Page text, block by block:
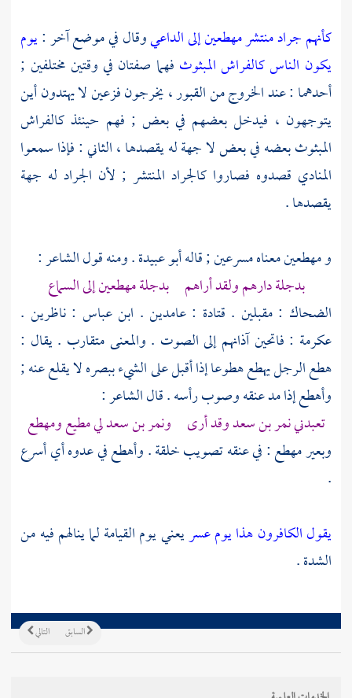
كأنهم جراد منتشر مهطعين إلى الداعيوقال في موضع آخر :يوم
يكون الناس كالفراش المبثوث فهما صفتان في وقتين مختلفين ;
أحدهما : عند الخروج من القبور ، يخرجون فزعين لا يهتدون أين
يتوجهون ، فيدخل بعضهم في بعض ; فهم حينئذ كالفراش
المبثوث بعضه في بعض لا جهة له يقصدها ، الثاني : فإذا سمعوا
المنادي قصدوه فصاروا كالجراد المنتشر ; لأن الجراد له جهة
يقصدها .
و مهطعين معناه مسرعين ; قالهأبو عبيدة. ومنه قول الشاعر :
بدجلة دارهم ولقد أراهم بدجلة مهطعين إلى السماع
الضحاك : مقبلين . قتادة : عامدين . ابن عباس : ناظرين .
عكرمة : فاتحين آذانهم إلى الصوت . والمعنى متقارب . يقال :
هطع الرجل يهطع هطوعا إذا أقبل على الشيء ببصره لا يقلع عنه ;
وأهطع إذا مد عنقه وصوب رأسه . قال الشاعر :
تعبدنينمر بن سعدوقد أرى ونمر بن سعدلي مطيع ومهطع
وبعير مهطع : في عنقه تصويب خلقة . وأهطع في عدوه أي أسرع
.
يقول الكافرون هذا يوم عسريعني يوم القيامة لما ينالهم فيه من
الشدة .
التالي السابق